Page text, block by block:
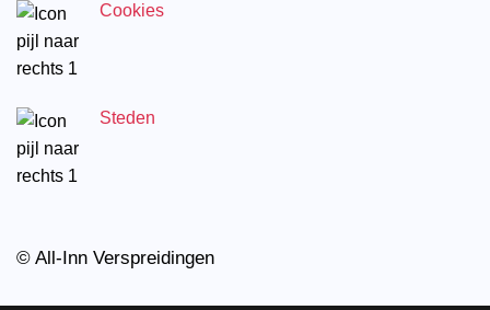
Cookies
Steden
© All-Inn Verspreidingen